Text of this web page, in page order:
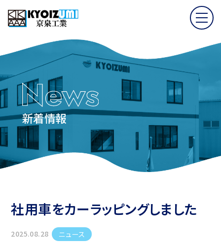
新着情報
社用車をカーラッピングしました
2025.08.28 ニュース